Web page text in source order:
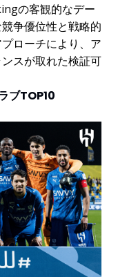
の客観的なデー
争優位性と戦略的
ローチにより、ア
スが取れた検証可
ブTOP10